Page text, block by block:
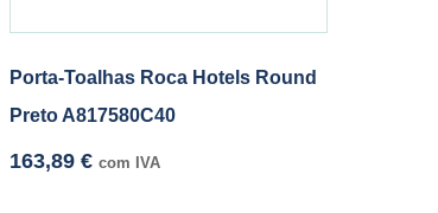
Porta-Toalhas Roca Hotels Round
Preto A817580C40
163,89 € com IVA